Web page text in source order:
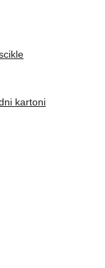
kartoni